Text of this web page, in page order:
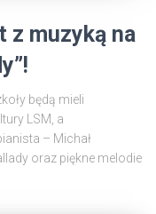
z muzyką na
będą mieli
LSM, a
– Michał
oraz piękne melodie